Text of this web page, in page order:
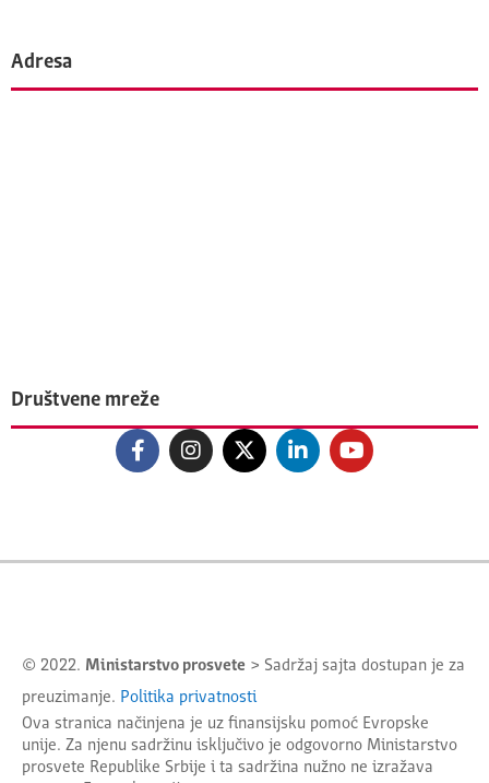
Adresa
Društvene mreže
© 2022. Ministarstvo prosvete > Sadržaj sajta dostupan je za
preuzimanje. Politika privatnosti
Ova stranica načinjena je uz finansijsku pomoć Evropske
unije. Za njenu sadržinu isključivo je odgovorno Ministarstvo
prosvete Republike Srbije i ta sadržina nužno ne izražava